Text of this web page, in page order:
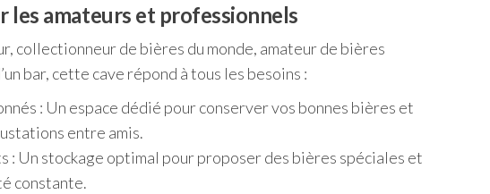
les amateurs et professionnels
collectionneur de bières du monde, amateur de bières
bar, cette cave répond à tous les besoins :
: Un espace dédié pour conserver vos bonnes bières et
entre amis.
: Un stockage optimal pour proposer des bières spéciales et
constante.